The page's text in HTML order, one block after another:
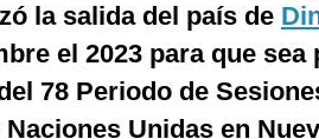
la salida del país de
el 2023 para que
78 Periodo de
Naciones Unidas en